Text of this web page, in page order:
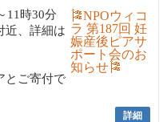
11時30分
近、詳細は
とご寄付で
詳細